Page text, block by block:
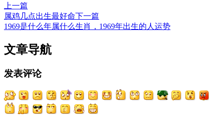
上一篇
属鸡几点出生最好命下一篇
1969是什么年属什么生肖，1969年出生的人运势
文章导航
发表评论